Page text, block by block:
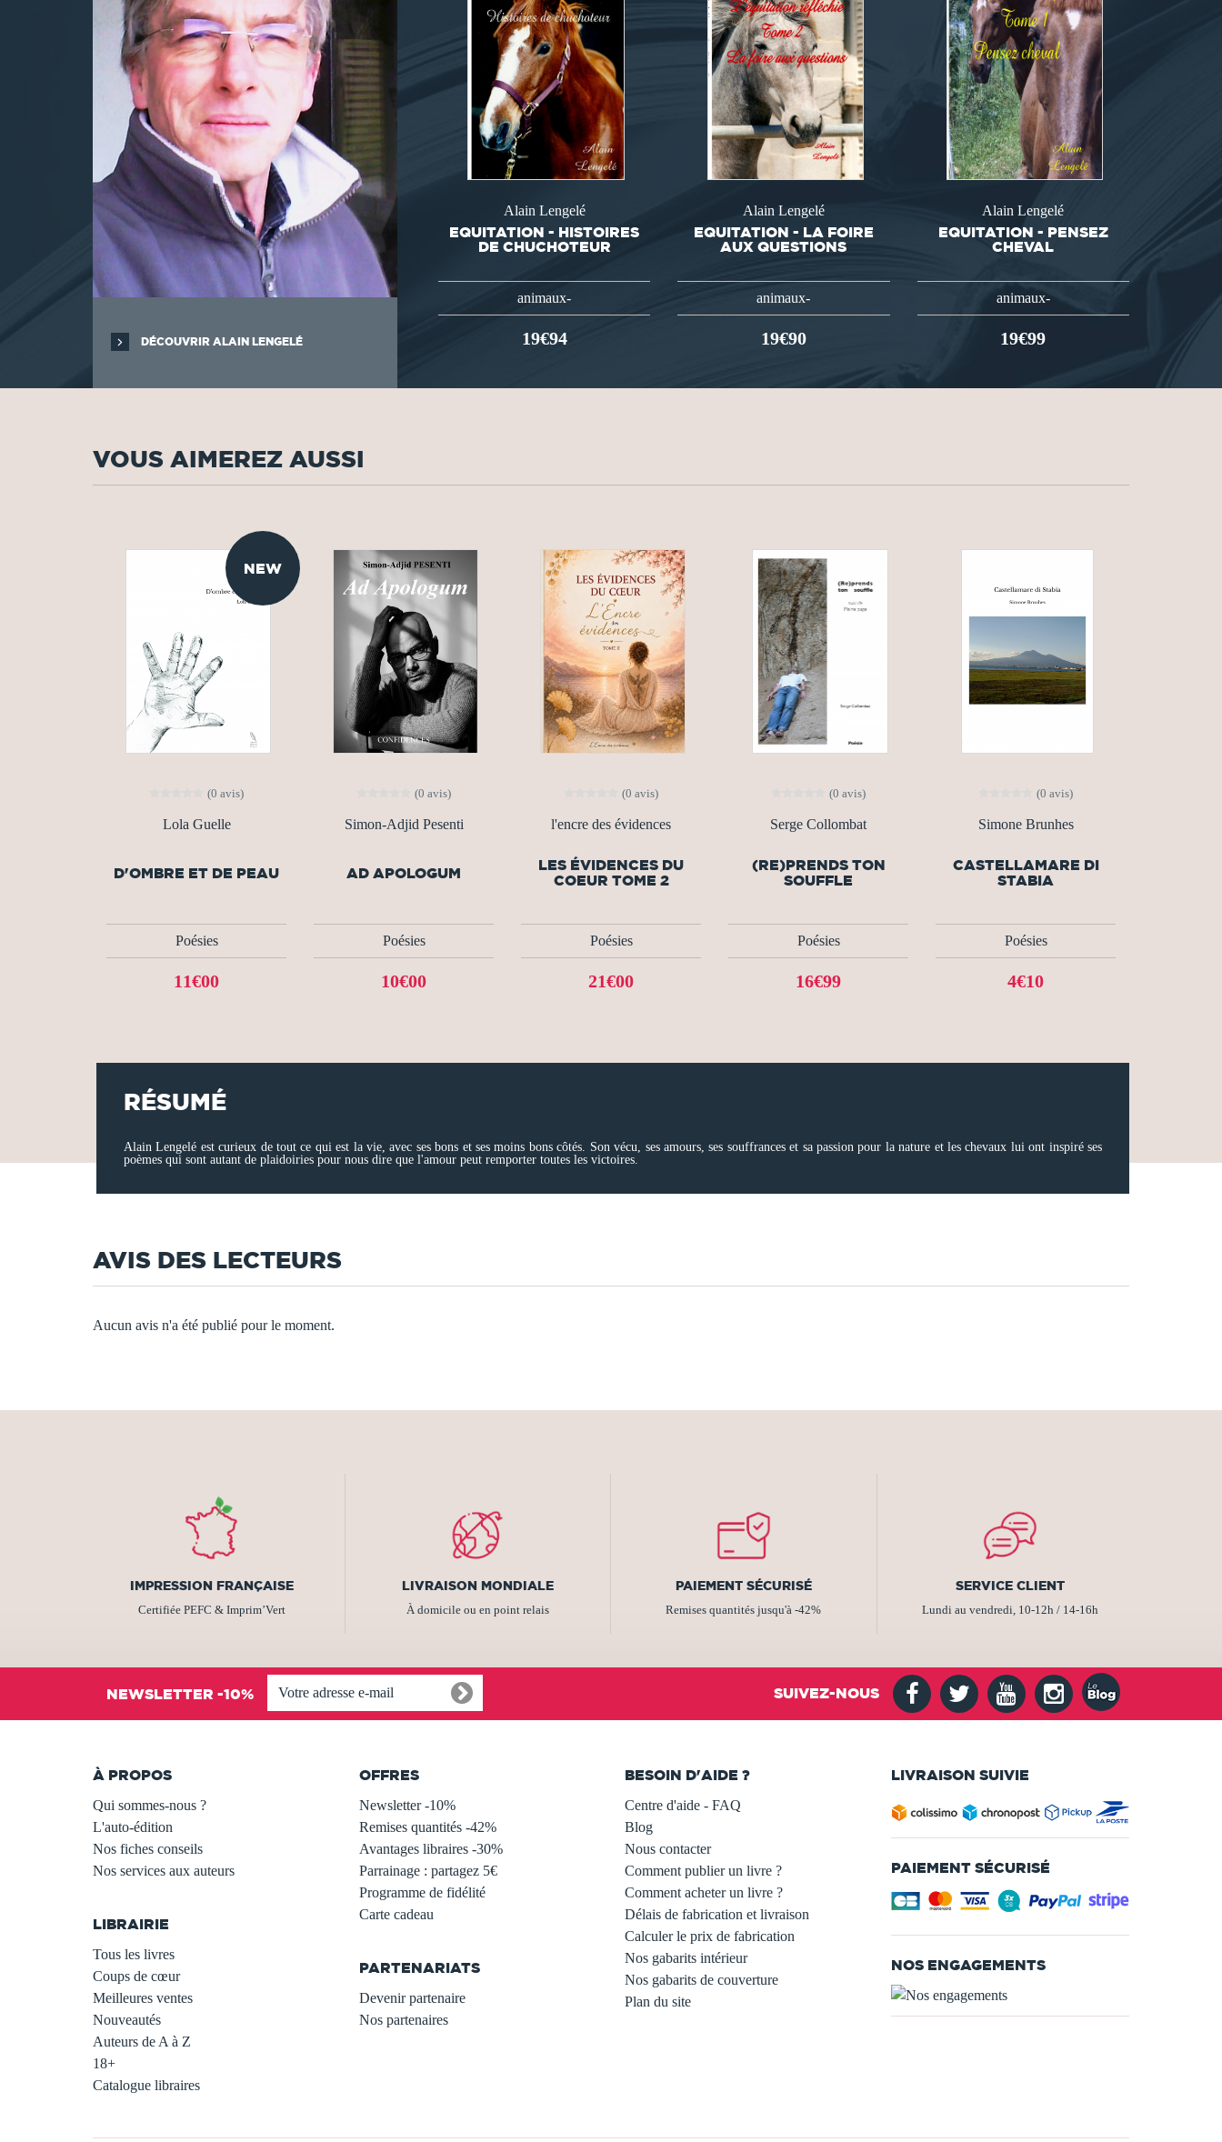
DÉCOUVRIR ALAIN LENGELÉ
Alain Lengelé
EQUITATION - HISTOIRES
DE CHUCHOTEUR
animaux-
19€94
Alain Lengelé
EQUITATION - LA FOIRE
AUX QUESTIONS
animaux-
19€90
Alain Lengelé
EQUITATION - PENSEZ
CHEVAL
animaux-
19€99
VOUS AIMEREZ AUSSI
NEW
(0 avis)
Lola Guelle
D'OMBRE ET DE PEAU
Poésies
11€00
(0 avis)
Simon-Adjid Pesenti
AD APOLOGUM
Poésies
10€00
(0 avis)
l'encre des évidences
LES ÉVIDENCES DU
COEUR TOME 2
Poésies
21€00
(0 avis)
Serge Collombat
(RE)PRENDS TON
SOUFFLE
Poésies
16€99
(0 avis)
Simone Brunhes
CASTELLAMARE DI
STABIA
Poésies
4€10
RÉSUMÉ
Alain Lengelé est curieux de tout ce qui est la vie, avec ses bons et ses moins bons côtés. Son vécu, ses amours, ses souffrances et sa passion pour la nature et les chevaux lui ont inspiré ses
poèmes qui sont autant de plaidoiries pour nous dire que l'amour peut remporter toutes les victoires.
AVIS DES LECTEURS
Aucun avis n'a été publié pour le moment.
IMPRESSION FRANÇAISE
Certifiée PEFC & Imprim’Vert
LIVRAISON MONDIALE
À domicile ou en point relais
PAIEMENT SÉCURISÉ
Remises quantités jusqu'à -42%
SERVICE CLIENT
Lundi au vendredi, 10-12h / 14-16h
NEWSLETTER -10% SUIVEZ-NOUS
À PROPOS
Qui sommes-nous ?
L'auto-édition
Nos fiches conseils
Nos services aux auteurs
LIBRAIRIE
Tous les livres
Coups de cœur
Meilleures ventes
Nouveautés
Auteurs de A à Z
18+
Catalogue libraires
OFFRES
Newsletter -10%
Remises quantités -42%
Avantages libraires -30%
Parrainage : partagez 5€
Programme de fidélité
Carte cadeau
PARTENARIATS
Devenir partenaire
Nos partenaires
BESOIN D'AIDE ?
Centre d'aide - FAQ
Blog
Nous contacter
Comment publier un livre ?
Comment acheter un livre ?
Délais de fabrication et livraison
Calculer le prix de fabrication
Nos gabarits intérieur
Nos gabarits de couverture
Plan du site
LIVRAISON SUIVIE
PAIEMENT SÉCURISÉ
NOS ENGAGEMENTS